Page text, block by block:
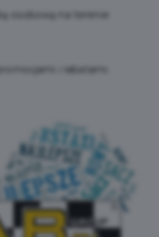
osobową na terenie
i rabatami.